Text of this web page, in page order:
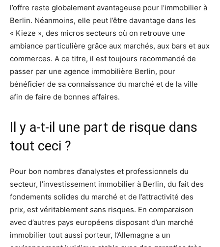
l’offre reste globalement avantageuse pour l’immobilier à
Berlin. Néanmoins, elle peut l’être davantage dans les
« Kieze », des micros secteurs où on retrouve une
ambiance particulière grâce aux marchés, aux bars et aux
commerces. A ce titre, il est toujours recommandé de
passer par une agence immobilière Berlin, pour
bénéficier de sa connaissance du marché et de la ville
afin de faire de bonnes affaires.
Il y a-t-il une part de risque dans
tout ceci ?
Pour bon nombres d’analystes et professionnels du
secteur, l’investissement immobilier à Berlin, du fait des
fondements solides du marché et de l’attractivité des
prix, est véritablement sans risques. En comparaison
avec d’autres pays européens disposant d’un marché
immobilier tout aussi porteur, l’Allemagne a un